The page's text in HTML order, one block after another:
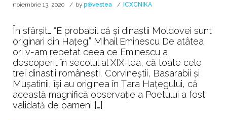
noiembrie 13, 2020 by p⊕vestea ICXCNIKA
În sfârşit… “E probabil că şi dinaştii Moldovei sunt
originari din Haţeg.” Mihail Eminescu De atâtea
ori v-am repetat ceea ce Eminescu a
descoperit în secolul al XIX-lea, că toate cele
trei dinastii româneşti, Corvineştii, Basarabii şi
Muşatinii, îşi au originea în Ţara Haţegului, că
această magnifică observaţie a Poetului a fost
validată de oameni […]